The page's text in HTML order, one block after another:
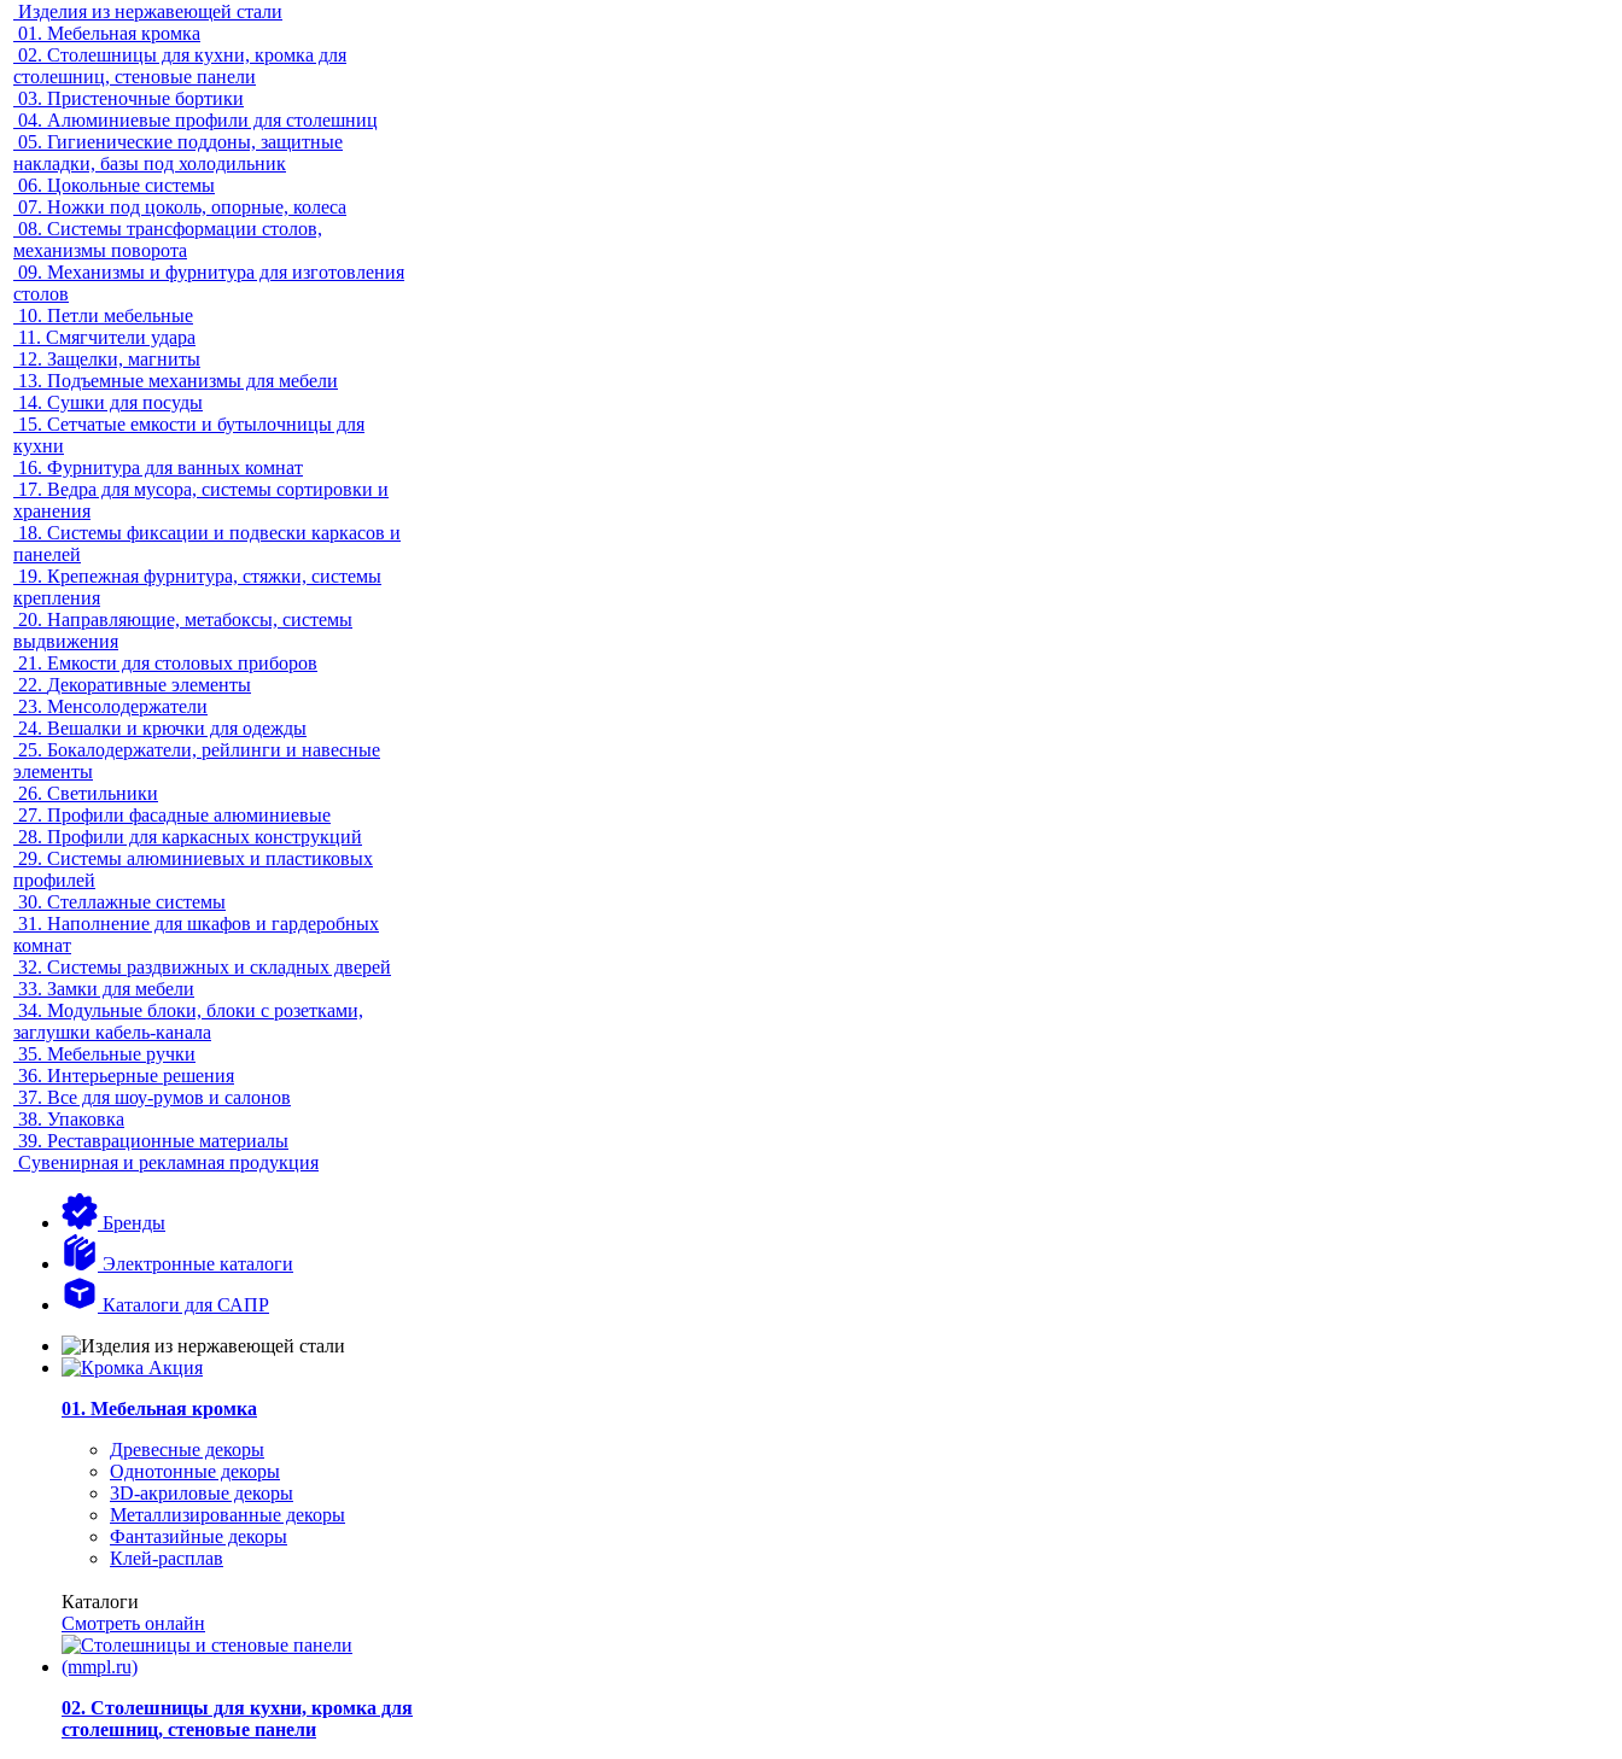
Изделия из нержавеющей стали
01. Мебельная кромка
02. Столешницы для кухни, кромка для
столешниц, стеновые панели
03. Пристеночные бортики
04. Алюминиевые профили для столешниц
05. Гигиенические поддоны, защитные
накладки, базы под холодильник
06. Цокольные системы
07. Ножки под цоколь, опорные, колеса
08. Системы трансформации столов,
механизмы поворота
09. Механизмы и фурнитура для изготовления
столов
10. Петли мебельные
11. Смягчители удара
12. Защелки, магниты
13. Подъемные механизмы для мебели
14. Сушки для посуды
15. Сетчатые емкости и бутылочницы для
кухни
16. Фурнитура для ванных комнат
17. Ведра для мусора, системы сортировки и
хранения
18. Системы фиксации и подвески каркасов и
панелей
19. Крепежная фурнитура, стяжки, системы
крепления
20. Направляющие, метабоксы, системы
выдвижения
21. Емкости для столовых приборов
22. Декоративные элементы
23. Менсолодержатели
24. Вешалки и крючки для одежды
25. Бокалодержатели, рейлинги и навесные
элементы
26. Светильники
27. Профили фасадные алюминиевые
28. Профили для каркасных конструкций
29. Системы алюминиевых и пластиковых
профилей
30. Стеллажные системы
31. Наполнение для шкафов и гардеробных
комнат
32. Системы раздвижных и складных дверей
33. Замки для мебели
34. Модульные блоки, блоки с розетками,
заглушки кабель-канала
35. Мебельные ручки
36. Интерьерные решения
37. Все для шоу-румов и салонов
38. Упаковка
39. Реставрационные материалы
Сувенирная и рекламная продукция
Бренды
Электронные каталоги
Каталоги для САПР
01. Мебельная кромка
Древесные декоры
Однотонные декоры
3D-акриловые декоры
Металлизированные декоры
Фантазийные декоры
Клей-расплав
Каталоги
Смотреть онлайн
02. Столешницы для кухни, кромка для
столешниц, стеновые панели